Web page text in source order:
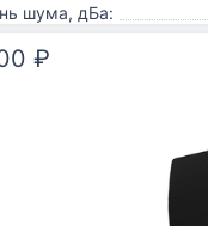
шума, дБа:
₽